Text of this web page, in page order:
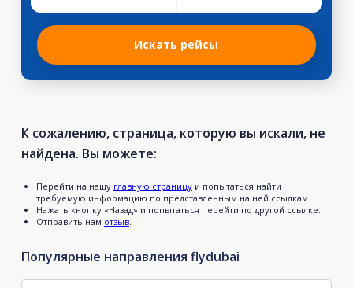
Искать рейсы
К сожалению, страница, которую вы искали, не
найдена. Вы можете:
Перейти на нашу главную страницуи попытаться найти
требуемую информацию по представленным на ней ссылкам.
Нажать кнопку «Назад» и попытаться перейти по другой ссылке.
Отправить нам отзыв.
Популярные направления flydubai